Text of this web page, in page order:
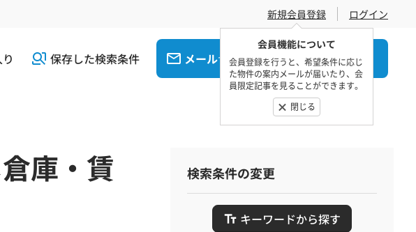
新規会員登録
会員機能について
会員登録を行うと、希望条件に応じ
た物件の案内メールが届いたり、会
員限定記事を見ることができます。
閉じる
ログイン
保存した検索条件 メールでお問合せ 電話でお問合せ
庫・賃
検索条件の変更
キーワードから探す